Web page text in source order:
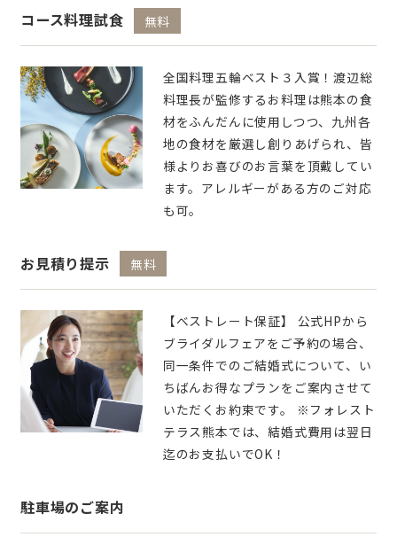
コース料理試食 無料
全国料理五輪ベスト３入賞！渡辺総
料理長が監修するお料理は熊本の食
材をふんだんに使用しつつ、九州各
地の食材を厳選し創りあげられ、皆
様よりお喜びのお言葉を頂戴してい
ます。アレルギーがある方のご対応
も可。
お見積り提示 無料
【ベストレート保証】 公式HPから
ブライダルフェアをご予約の場合、
同一条件でのご結婚式について、い
ちばんお得なプランをご案内させて
いただくお約束です。 ※フォレスト
テラス熊本では、結婚式費用は翌日
迄のお支払いでOK！
駐車場のご案内